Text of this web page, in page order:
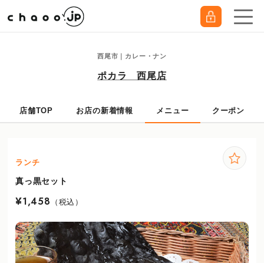
西尾市｜カレー・ナン
ポカラ 西尾店
店舗TOP お店の新着情報 メニュー クーポン
ランチ
真っ黒セット
¥1,458 （税込）